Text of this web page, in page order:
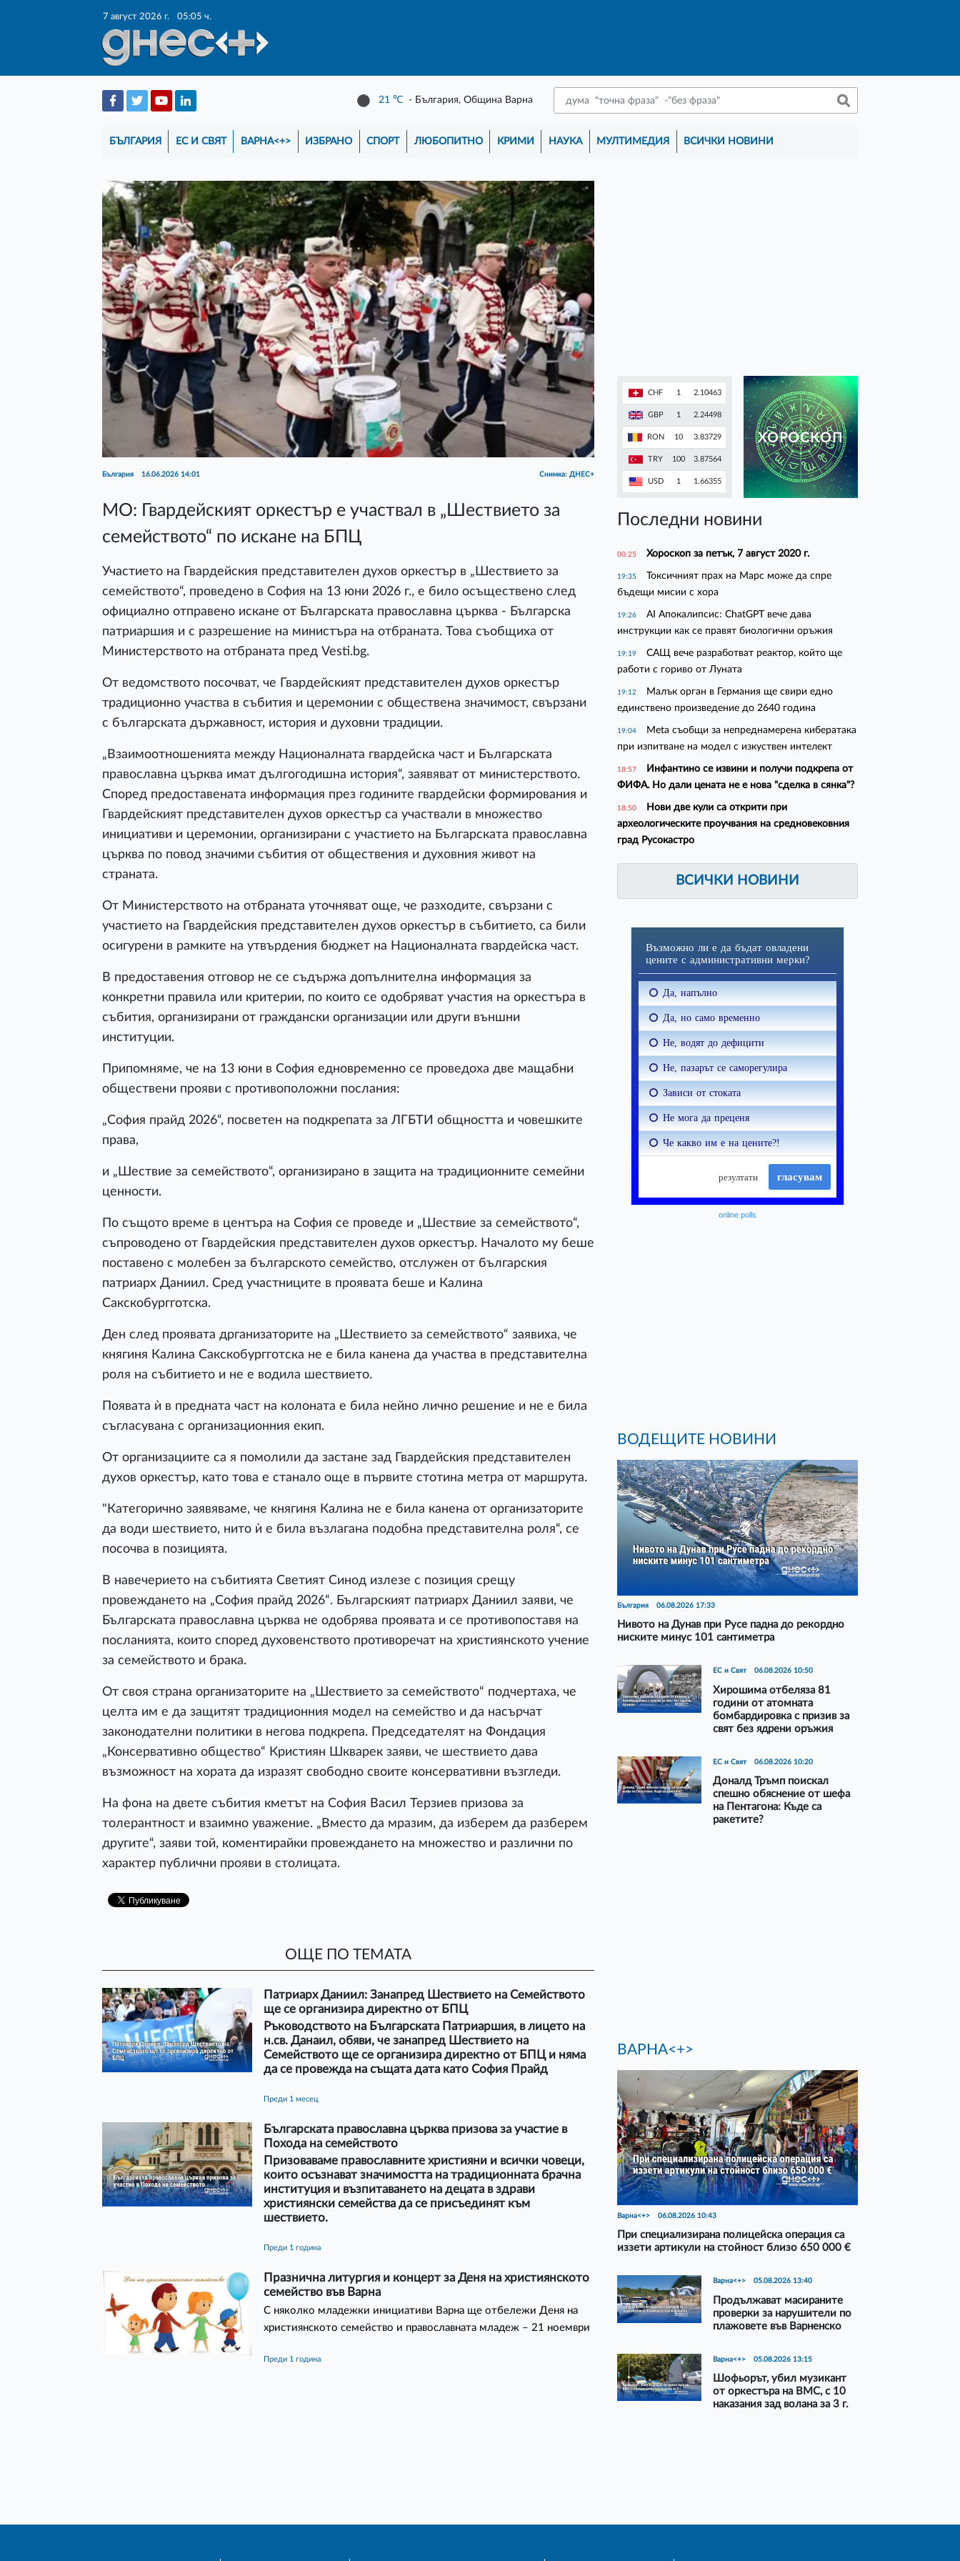
7 август 2026 г. 05:05 ч.
21 ℃ - България, Община Варна
БЪЛГАРИЯ ЕС И СВЯТ ВАРНА<+> ИЗБРАНО СПОРТ ЛЮБОПИТНО КРИМИ НАУКА МУЛТИМЕДИЯ ВСИЧКИ НОВИНИ
България 16.06.2026 14:01 Снимка: ДНЕС+
МО: Гвардейският оркестър е участвал в „Шествието за
семейството“ по искане на БПЦ
Участието на Гвардейския представителен духов оркестър в „Шествието за
семейството“, проведено в София на 13 юни 2026 г., е било осъществено след
официално отправено искане от Българската православна църква - Българска
патриаршия и с разрешение на министъра на отбраната. Това съобщиха от
Министерството на отбраната пред Vesti.bg.
От ведомството посочват, че Гвардейският представителен духов оркестър
традиционно участва в събития и церемонии с обществена значимост, свързани
с българската държавност, история и духовни традиции.
„Взаимоотношенията между Националната гвардейска част и Българската
православна църква имат дългогодишна история“, заявяват от министерството.
Според предоставената информация през годините гвардейски формирования и
Гвардейският представителен духов оркестър са участвали в множество
инициативи и церемонии, организирани с участието на Българската православна
църква по повод значими събития от обществения и духовния живот на
страната.
От Министерството на отбраната уточняват още, че разходите, свързани с
участието на Гвардейския представителен духов оркестър в събитието, са били
осигурени в рамките на утвърдения бюджет на Националната гвардейска част.
В предоставения отговор не се съдържа допълнителна информация за
конкретни правила или критерии, по които се одобряват участия на оркестъра в
събития, организирани от граждански организации или други външни
институции.
Припомняме, че на 13 юни в София едновременно се проведоха две мащабни
обществени прояви с противоположни послания:
„София прайд 2026“, посветен на подкрепата за ЛГБТИ общността и човешките
права,
и „Шествие за семейството“, организирано в защита на традиционните семейни
ценности.
По същото време в центъра на София се проведе и „Шествие за семейството“,
съпроводено от Гвардейския представителен духов оркестър. Началото му беше
поставено с молебен за българското семейство, отслужен от българския
патриарх Даниил. Сред участниците в проявата беше и Калина
Сакскобургготска.
Ден след проявата дрганизаторите на „Шествието за семейството“ заявиха, че
княгиня Калина Сакскобургготска не е била канена да участва в представителна
роля на събитието и не е водила шествието.
Появата ѝ в предната част на колоната е била нейно лично решение и не е била
съгласувана с организационния екип.
От организациите са я помолили да застане зад Гвардейския представителен
духов оркестър, като това е станало още в първите стотина метра от маршрута.
"Категорично заявяваме, че княгиня Калина не е била канена от организаторите
да води шествието, нито ѝ е била възлагана подобна представителна роля“, се
посочва в позицията.
В навечерието на събитията Светият Синод излезе с позиция срещу
провеждането на „София прайд 2026“. Българският патриарх Даниил заяви, че
Българската православна църква не одобрява проявата и се противопоставя на
посланията, които според духовенството противоречат на християнското учение
за семейството и брака.
От своя страна организаторите на „Шествието за семейството“ подчертаха, че
целта им е да защитят традиционния модел на семейство и да насърчат
законодателни политики в негова подкрепа. Председателят на Фондация
„Консервативно общество“ Кристиян Шкварек заяви, че шествието дава
възможност на хората да изразят свободно своите консервативни възгледи.
На фона на двете събития кметът на София Васил Терзиев призова за
толерантност и взаимно уважение. „Вместо да мразим, да изберем да разберем
другите“, заяви той, коментирайки провеждането на множество и различни по
характер публични прояви в столицата.
ОЩЕ ПО ТЕМАТА
Патриарх Даниил: Занапред Шествието на Семейството
ще се организира директно от БПЦ
Ръководството на Българската Патриаршия, в лицето на
н.св. Данаил, обяви, че занапред Шествието на
Семейството ще се организира директно от БПЦ и няма
да се провежда на същата дата като София Прайд
преди 1 месец
Българската православна църква призова за участие в
Похода на семейството
Призоваваме православните християни и всички човеци,
които осъзнават значимостта на традиционната брачна
институция и възпитаването на децата в здрави
християнски семейства да се присъединят към
шествието.
преди 1 година
Празнична литургия и концерт за Деня на християнското
семейство във Варна
С няколко младежки инициативи Варна ще отбележи Деня на
християнското семейство и православната младеж – 21 ноември
преди 1 година
CHF 1 2.10463
GBP 1 2.24498
RON 10 3.83729
TRY 100 3.87564
USD 1 1.66355
ХОРОСКОП
Последни новини
00:25 Хороскоп за петък, 7 август 2020 г.
19:35
Токсичният прах на Марс може да спре
бъдещи мисии с хора
19:26
AI Апокалипсис: ChatGPT вече дава
инструкции как се правят биологични оръжия
19:19
САЩ вече разработват реактор, който ще
работи с гориво от Луната
19:12
Малък орган в Германия ще свири едно
единствено произведение до 2640 година
19:04
Meta съобщи за непреднамерена кибератака
при изпитване на модел с изкуствен интелект
18:57
Инфантино се извини и получи подкрепа от
ФИФА. Но дали цената не е нова "сделка в сянка"?
18:50
Нови две кули са открити при
археологическите проучвания на средновековния
град Русокастро
ВСИЧКИ НОВИНИ
online polls
ВОДЕЩИТЕ НОВИНИ
България 06.08.2026 17:33
Нивото на Дунав при Русе падна до рекордно
ниските минус 101 сантиметра
ЕС и Свят 06.08.2026 10:50
Хирошима отбеляза 81
години от атомната
бомбардировка с призив за
свят без ядрени оръжия
ЕС и Свят 06.08.2026 10:20
Доналд Тръмп поискал
спешно обяснение от шефа
на Пентагона: Къде са
ракетите?
ВАРНА<+>
Варна<+> 06.08.2026 10:43
При специализирана полицейска операция са
иззети артикули на стойност близо 650 000 €
Варна<+> 05.08.2026 13:40
Продължават масираните
проверки за нарушители по
плажовете във Варненско
Варна<+> 05.08.2026 13:15
Шофьорът, убил музикант
от оркестъра на ВМС, с 10
наказания зад волана за 3 г.